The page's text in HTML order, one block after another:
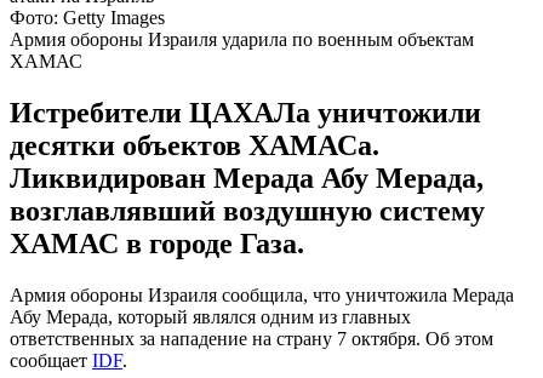
Фото: Getty Images
Армия обороны Израиля ударила по военным объектам
ХАМАС
Истребители ЦАХАЛа уничтожили
десятки объектов ХАМАСа.
Ликвидирован Мерада Абу Мерада,
возглавлявший воздушную систему
ХАМАС в городе Газа.
Армия обороны Израиля сообщила, что уничтожила Мерада
Абу Мерада, который являлся одним из главных
ответственных за нападение на страну 7 октября. Об этом
сообщает IDF.